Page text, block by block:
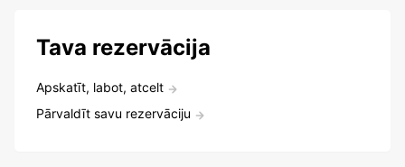
Tava rezervācija
Apskatīt, labot, atcelt
Pārvaldīt savu rezervāciju